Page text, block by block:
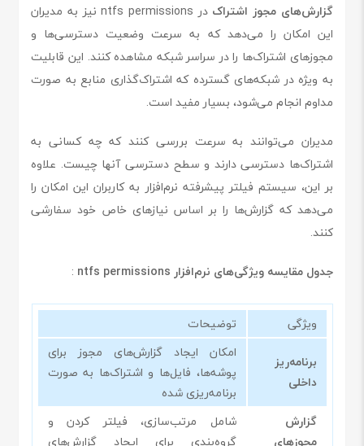
گزارش‌های مجوز اشتراک
در ntfs permissions نیز به مدیران
این امکان را می‌دهد که به سرعت وضعیت دسترسی‌ها و
مجوزهای اشتراک‌ها را در سراسر شبکه مشاهده کنند. این قابلیت
به ویژه در شبکه‌های گسترده که اشتراک‌گذاری منابع به صورت
مداوم انجام می‌شود، بسیار مفید است.
مدیران می‌توانند به سرعت بررسی کنند که چه کسانی به
اشتراک‌ها دسترسی دارند و سطح دسترسی آنها چیست. علاوه
بر این، سیستم فیلتر پیشرفته نرم‌افزار به کاربران این امکان را
می‌دهد که گزارش‌ها را بر اساس نیازهای خاص خود سفارشی
کنند.
جدول مقایسه ویژگی‌های نرم‌افزار ntfs permissions
:
ویژگی
توضیحات
برنامه‌ریز
داخلی
امکان ایجاد گزارش‌های مجوز برای
پوشه‌ها، فایل‌ها و اشتراک‌ها به صورت
برنامه‌ریزی شده
گزارش
مجوزهای
شامل مرتب‌سازی، فیلتر کردن و
گروه‌بندی برای ایجاد گزارش‌های